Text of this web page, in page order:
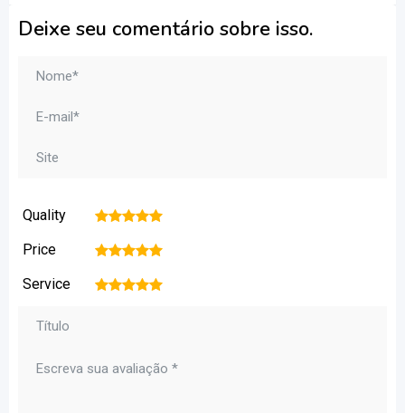
Deixe seu comentário sobre isso.
Quality 5
4
3
2
Price 5
4
3
2
Service 5
4
3
2